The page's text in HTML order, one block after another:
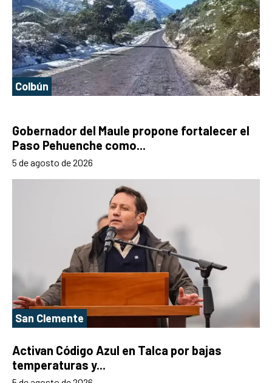
Colbún
Gobernador del Maule propone fortalecer el
Paso Pehuenche como...
5 de agosto de 2026
San Clemente
Activan Código Azul en Talca por bajas
temperaturas y...